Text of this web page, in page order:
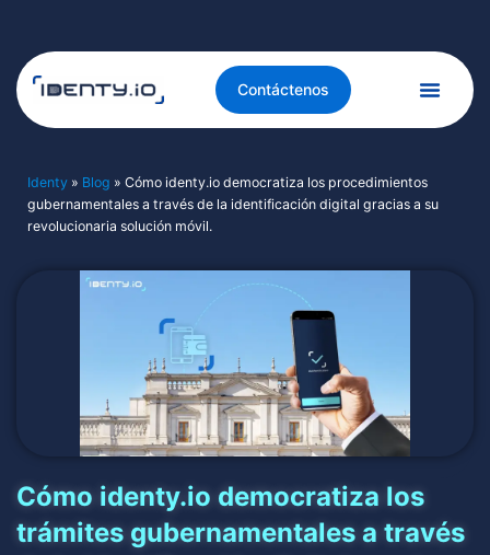
Contáctenos
Identy» Blog » Cómo identy.io democratiza los procedimientos
gubernamentales a través de la identificación digital gracias a su
revolucionaria solución móvil.
Cómo identy.io democratiza los
trámites gubernamentales a través